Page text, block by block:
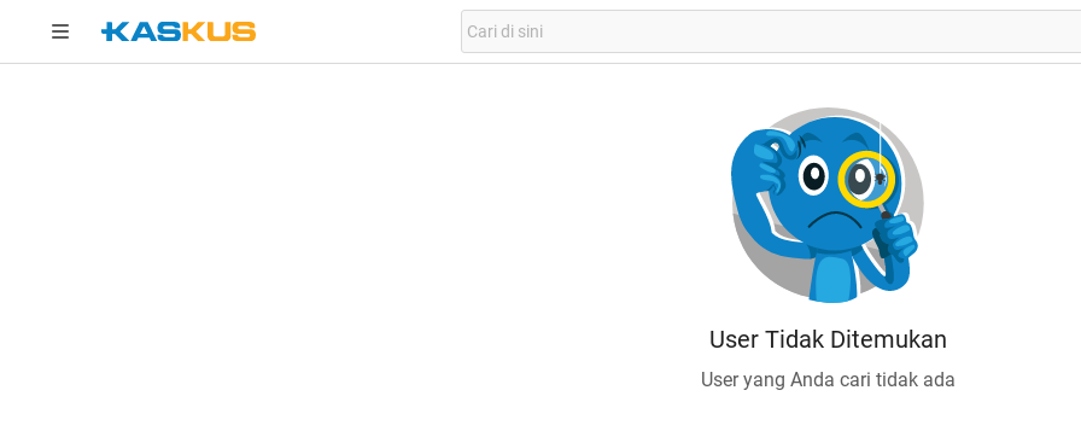
User Tidak Ditemukan
User yang Anda cari tidak ada